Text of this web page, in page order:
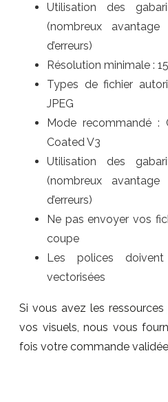
Utilisation des
(nombreux
d’erreurs)
Résolution minimale :
Types de fichier
JPEG
Mode recommandé :
Coated V3
Utilisation des
(nombreux
d’erreurs)
Ne pas envoyer vos
coupe
Les polices
vectorisées
Si vous avez les
vos visuels, nous vous
fois votre commande